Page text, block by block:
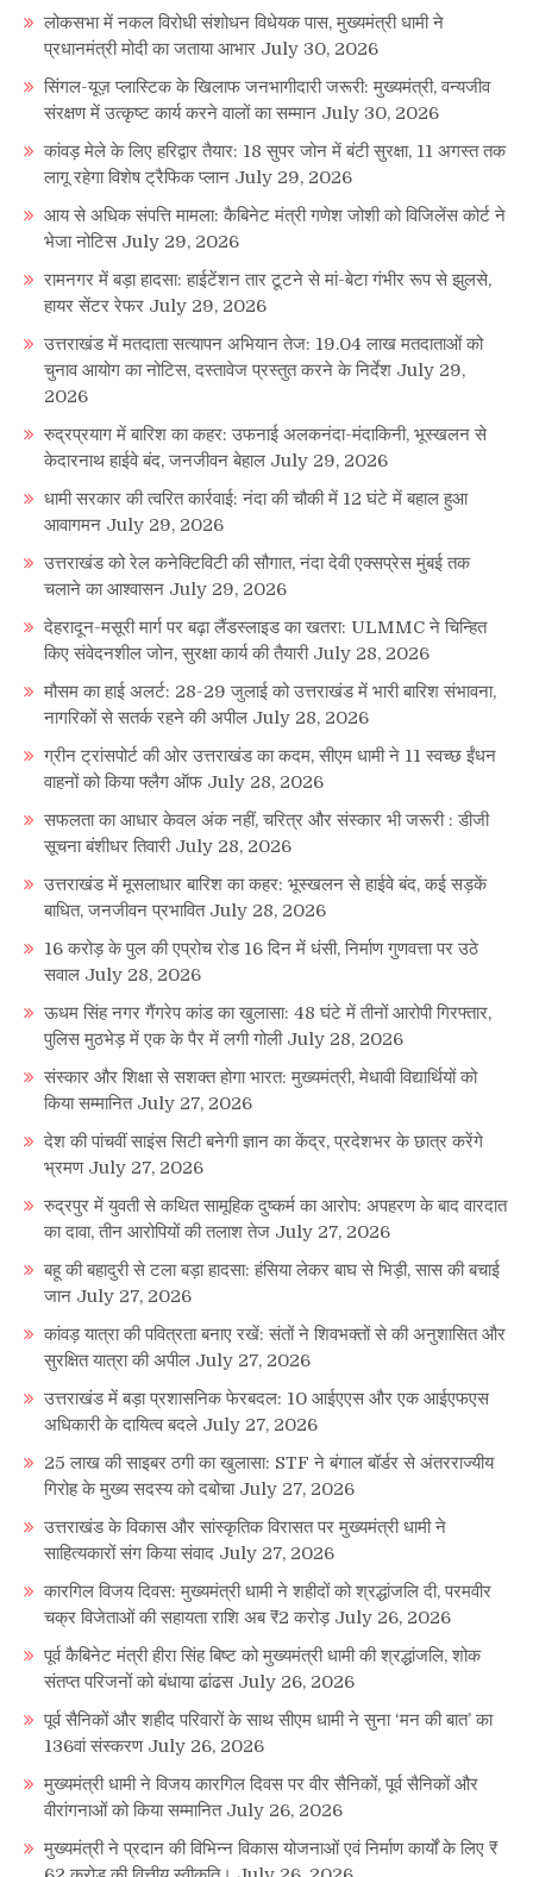
लोकसभा में नकल विरोधी संशोधन विधेयक पास, मुख्यमंत्री धामी ने
प्रधानमंत्री मोदी का जताया आभार July 30, 2026
सिंगल-यूज़ प्लास्टिक के खिलाफ जनभागीदारी जरूरी: मुख्यमंत्री, वन्यजीव
संरक्षण में उत्कृष्ट कार्य करने वालों का सम्मान July 30, 2026
कांवड़ मेले के लिए हरिद्वार तैयार: 18 सुपर जोन में बंटी सुरक्षा, 11 अगस्त तक
लागू रहेगा विशेष ट्रैफिक प्लान July 29, 2026
आय से अधिक संपत्ति मामला: कैबिनेट मंत्री गणेश जोशी को विजिलेंस कोर्ट ने
भेजा नोटिस July 29, 2026
रामनगर में बड़ा हादसा: हाईटेंशन तार टूटने से मां-बेटा गंभीर रूप से झुलसे,
हायर सेंटर रेफर July 29, 2026
उत्तराखंड में मतदाता सत्यापन अभियान तेज: 19.04 लाख मतदाताओं को
चुनाव आयोग का नोटिस, दस्तावेज प्रस्तुत करने के निर्देश July 29,
2026
रुद्रप्रयाग में बारिश का कहर: उफनाई अलकनंदा-मंदाकिनी, भूस्खलन से
केदारनाथ हाईवे बंद, जनजीवन बेहाल July 29, 2026
धामी सरकार की त्वरित कार्रवाई: नंदा की चौकी में 12 घंटे में बहाल हुआ
आवागमन July 29, 2026
उत्तराखंड को रेल कनेक्टिविटी की सौगात, नंदा देवी एक्सप्रेस मुंबई तक
चलाने का आश्वासन July 29, 2026
देहरादून-मसूरी मार्ग पर बढ़ा लैंडस्लाइड का खतरा: ULMMC ने चिन्हित
किए संवेदनशील जोन, सुरक्षा कार्य की तैयारी July 28, 2026
मौसम का हाई अलर्ट: 28-29 जुलाई को उत्तराखंड में भारी बारिश संभावना,
नागरिकों से सतर्क रहने की अपील July 28, 2026
ग्रीन ट्रांसपोर्ट की ओर उत्तराखंड का कदम, सीएम धामी ने 11 स्वच्छ ईंधन
वाहनों को किया फ्लैग ऑफ July 28, 2026
सफलता का आधार केवल अंक नहीं, चरित्र और संस्कार भी जरूरी : डीजी
सूचना बंशीधर तिवारी July 28, 2026
उत्तराखंड में मूसलाधार बारिश का कहर: भूस्खलन से हाईवे बंद, कई सड़कें
बाधित, जनजीवन प्रभावित July 28, 2026
16 करोड़ के पुल की एप्रोच रोड 16 दिन में धंसी, निर्माण गुणवत्ता पर उठे
सवाल July 28, 2026
ऊधम सिंह नगर गैंगरेप कांड का खुलासा: 48 घंटे में तीनों आरोपी गिरफ्तार,
पुलिस मुठभेड़ में एक के पैर में लगी गोली July 28, 2026
संस्कार और शिक्षा से सशक्त होगा भारत: मुख्यमंत्री, मेधावी विद्यार्थियों को
किया सम्मानित July 27, 2026
देश की पांचवीं साइंस सिटी बनेगी ज्ञान का केंद्र, प्रदेशभर के छात्र करेंगे
भ्रमण July 27, 2026
रुद्रपुर में युवती से कथित सामूहिक दुष्कर्म का आरोप: अपहरण के बाद वारदात
का दावा, तीन आरोपियों की तलाश तेज July 27, 2026
बहू की बहादुरी से टला बड़ा हादसा: हंसिया लेकर बाघ से भिड़ी, सास की बचाई
जान July 27, 2026
कांवड़ यात्रा की पवित्रता बनाए रखें: संतों ने शिवभक्तों से की अनुशासित और
सुरक्षित यात्रा की अपील July 27, 2026
उत्तराखंड में बड़ा प्रशासनिक फेरबदल: 10 आईएएस और एक आईएफएस
अधिकारी के दायित्व बदले July 27, 2026
25 लाख की साइबर ठगी का खुलासा: STF ने बंगाल बॉर्डर से अंतरराज्यीय
गिरोह के मुख्य सदस्य को दबोचा July 27, 2026
उत्तराखंड के विकास और सांस्कृतिक विरासत पर मुख्यमंत्री धामी ने
साहित्यकारों संग किया संवाद July 27, 2026
कारगिल विजय दिवस: मुख्यमंत्री धामी ने शहीदों को श्रद्धांजलि दी, परमवीर
चक्र विजेताओं की सहायता राशि अब ₹2 करोड़ July 26, 2026
पूर्व कैबिनेट मंत्री हीरा सिंह बिष्ट को मुख्यमंत्री धामी की श्रद्धांजलि, शोक
संतप्त परिजनों को बंधाया ढांढस July 26, 2026
पूर्व सैनिकों और शहीद परिवारों के साथ सीएम धामी ने सुना ‘मन की बात’ का
136वां संस्करण July 26, 2026
मुख्यमंत्री धामी ने विजय कारगिल दिवस पर वीर सैनिकों, पूर्व सैनिकों और
वीरांगनाओं को किया सम्मानित July 26, 2026
मुख्यमंत्री ने प्रदान की विभिन्न विकास योजनाओं एवं निर्माण कार्यों के लिए ₹